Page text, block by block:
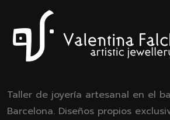
Taller de joyería artesanal en el
Barcelona. Diseños propios